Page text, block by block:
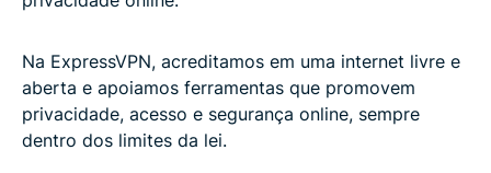
Na ExpressVPN, acreditamos em uma internet livre e
aberta e apoiamos ferramentas que promovem
privacidade, acesso e segurança online, sempre
dentro dos limites da lei.